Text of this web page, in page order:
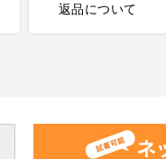
返品について